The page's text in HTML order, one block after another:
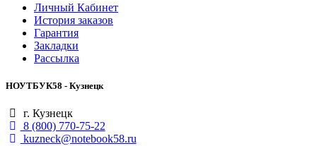
Личный Кабинет
История заказов
Гарантия
Закладки
Рассылка
НОУТБУК58 - Кузнецк
г. Кузнецк
8 (800) 770-75-22
kuzneck@notebook58.ru